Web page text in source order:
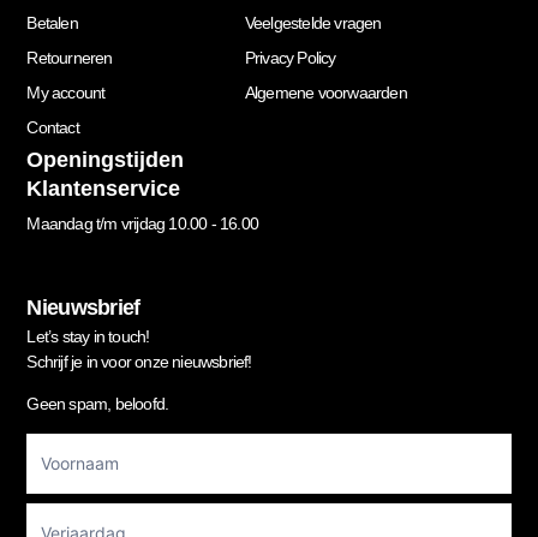
Betalen
Retourneren
My account
Contact
Veelgestelde vragen
Privacy Policy
Algemene voorwaarden
Openingstijden
Klantenservice
Maandag t/m vrijdag 10.00 - 16.00
Nieuwsbrief
Let’s stay in touch!
Schrijf je in voor onze nieuwsbrief!
Geen spam, beloofd.
Newsletter